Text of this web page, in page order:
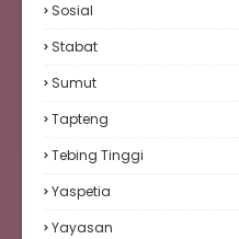
Sosial
Stabat
Sumut
Tapteng
Tebing Tinggi
Yaspetia
Yayasan